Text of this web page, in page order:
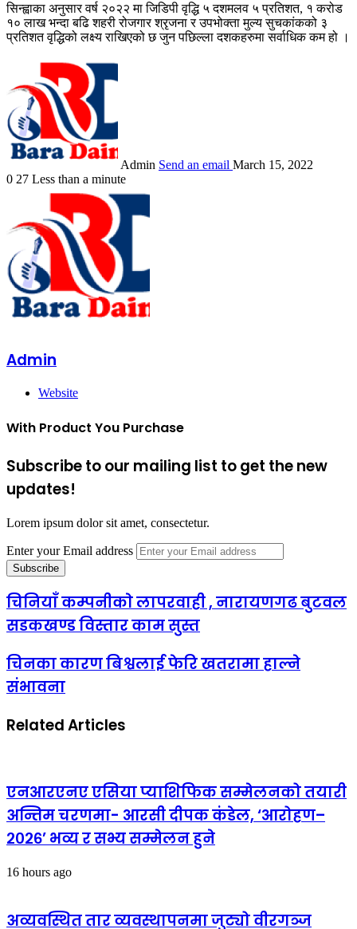
सिन्ह्वाका अनुसार वर्ष २०२२ मा जिडिपी वृद्धि ५ दशमलव ५ प्रतिशत, १ करोड
१० लाख भन्दा बढि शहरी रोजगार श्रृजना र उपभोक्ता मुल्य सुचकांकको ३
प्रतिशत वृद्धिको लक्ष्य राखिएको छ जुन पछिल्ला दशकहरुमा सर्वाधिक कम हो ।
Admin Send an email March 15, 2022
0 27 Less than a minute
Admin
Website
With Product You Purchase
Subscribe to our mailing list to get the new
updates!
Lorem ipsum dolor sit amet, consectetur.
Enter your Email address
चिनियाँ कम्पनीकाे लापरवाही , नारायणगढ बुटवल
सडकखण्ड विस्तार काम सुस्त
चिनका कारण बिश्वलाई फेरि खतरामा हाल्ने
संभावना
Related Articles
एनआरएनए एसिया प्याशिफिक सम्मेलनको तयारी
अन्तिम चरणमा- आरसी दीपक कंडेल, ‘आरोहण–
२०२६’ भव्य र सभ्य सम्मेलन हुने
16 hours ago
अव्यवस्थित तार व्यवस्थापनमा जुट्यो वीरगञ्ज